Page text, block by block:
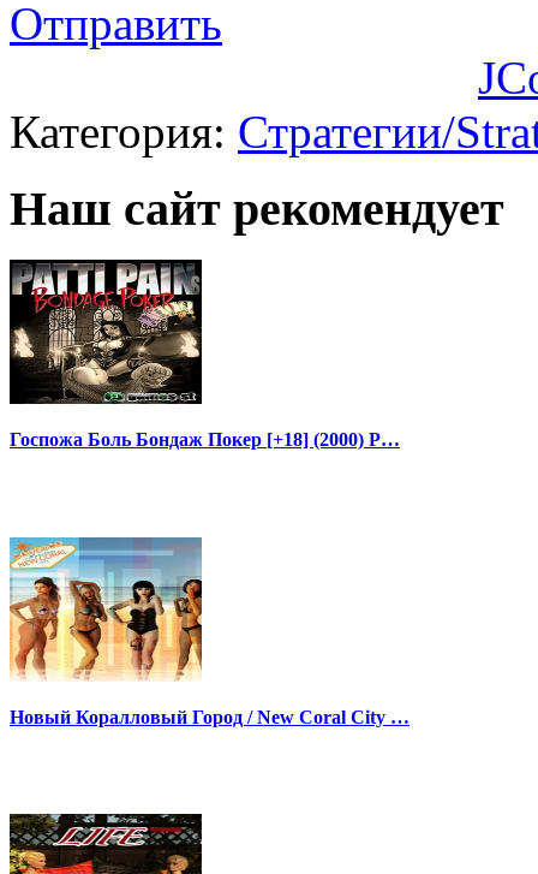
Отправить
Категория: Стратегии/
Наш сайт рекомендует
Госпожа Боль Бондаж Покер [+18] (2000) P…
Новый Коралловый Город / New Coral City …